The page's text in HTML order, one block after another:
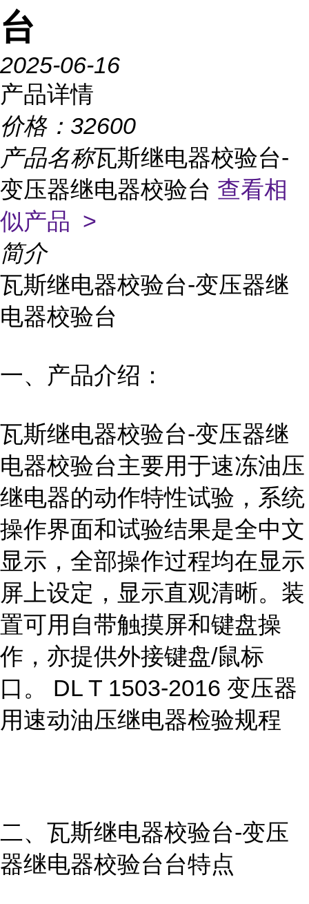
台
2025-06-16
产品详情
价格： 32600
产品名称瓦斯继电器校验台-
变压器继电器校验台 查看相
似产品 >
简介
瓦斯继电器校验台-变压器继
电器校验台
一、产品介绍：
瓦斯继电器校验台-变压器继
电器校验台主要用于速冻油压
继电器的动作特性试验，系统
操作界面和试验结果是全中文
显示，全部操作过程均在显示
屏上设定，显示直观清晰。装
置可用自带触摸屏和键盘操
作，亦提供外接键盘/鼠标
口。 DL T 1503-2016 变压器
用速动油压继电器检验规程
二、瓦斯继电器校验台-变压
器继电器校验台台特点